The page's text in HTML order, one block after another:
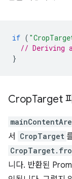
if (
// Deriving
}
CropTarget
서
CropTarget
니다. 반환된